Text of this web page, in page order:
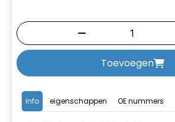
Info eigenschappen OE nummers
Toevoegen